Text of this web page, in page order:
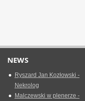
NEWS
Ryszard Jan Kozłowski -
Nekrolog
Malczewski w plenerze -